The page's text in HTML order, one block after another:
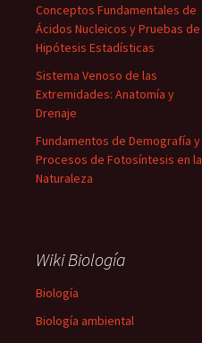
Conceptos Fundamentales de
Ácidos Nucleicos y Pruebas de
Hipótesis Estadísticas
Sistema Venoso de las
Extremidades: Anatomía y
Drenaje
Fundamentos de Demografía y
Procesos de Fotosíntesis en la
Naturaleza
Wiki Biología
Biología
Biología ambiental